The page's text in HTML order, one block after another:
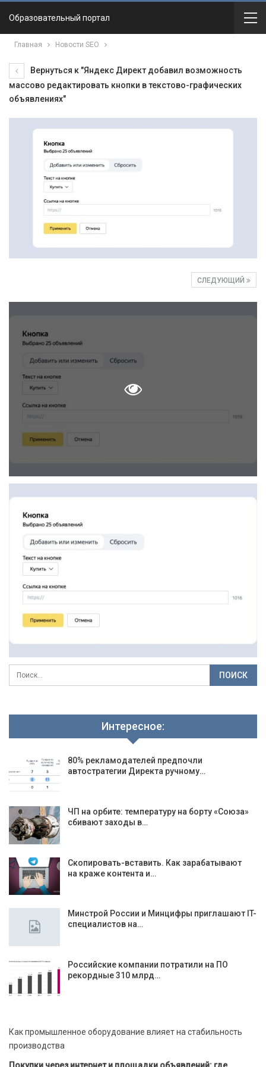
Образовательный портал
Главная Новости SEO
Вернуться к "Яндекс Директ добавил возможность
массово редактировать кнопки в текстово-графических
объявлениях"
СЛЕДУЮЩИЙ
Интересное:
80% рекламодателей предпочли
автостратегии Директа ручному…
ЧП на орбите: температуру на борту «Союза»
сбивают заходы в…
Скопировать-вставить. Как зарабатывают
на краже контента и…
Минстрой России и Минцифры приглашают IT-
специалистов на…
Российские компании потратили на ПО
рекордные 310 млрд…
Как промышленное оборудование влияет на стабильность
производства